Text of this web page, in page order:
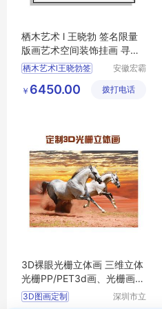
栖木艺术 l 王晓勃 签名限量
版画艺术空间装饰挂画 寻找
光明NO.3
栖木艺术l王晓勃签
安徽宏霸
有限公司
￥ 6450.00 拨打电话
3D裸眼光栅立体画 三维立体
光栅PP/PET3d画、光栅画卡
片lenticular
3D图画定制
深圳市立